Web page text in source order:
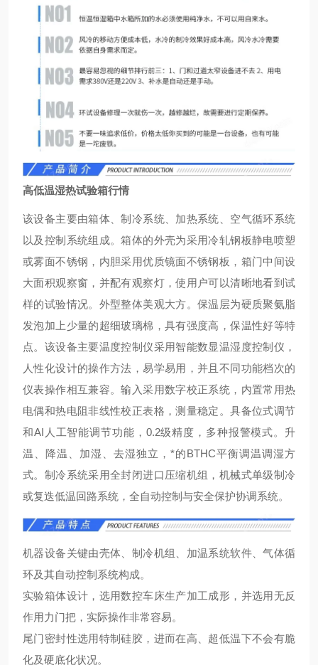
高低温湿热试验箱行情
该设备主要由箱体、制冷系统、加热系统、空气循环系统
以及控制系统组成。箱体的外壳为采用冷轧钢板静电喷塑
或雾面不锈钢，内胆采用优质镜面不锈钢板，箱门中间设
大面积观察窗，并配有观察灯，使用户可以清晰地看到试
样的试验情况。外型整体美观大方。保温层为硬质聚氨脂
发泡加上少量的超细玻璃棉，具有强度高，保温性好等特
点。该设备主要温度控制仪采用智能数显温湿度控制仪，
人性化设计的操作方法，易学易用，并且不同功能档次的
仪表操作相互兼容。输入采用数字校正系统，内置常用热
电偶和热电阻非线性校正表格，测量稳定。具备位式调节
和AI人工智能调节功能，0.2级精度，多种报警模式。升
温、降温、加湿、去湿独立，*的BTHC平衡调温调湿方
式。制冷系统采用全封闭进口压缩机组，机械式单级制冷
或复迭低温回路系统，全自动控制与安全保护协调系统。
机器设备关键由壳体、制冷机组、加温系统软件、气体循
环及其自动控制系统构成。
实验箱体设计，选用数控车床生产加工成形，并选用无反
作用力门把，实际操作非常容易。
尾门密封性选用特制硅胶，进而在高、超低温下不会有脆
化及硬底化状况。